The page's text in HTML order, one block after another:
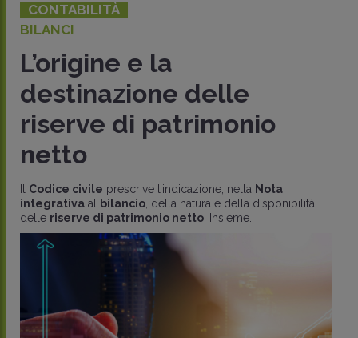
CONTABILITÀ
BILANCI
L’origine e la
destinazione delle
riserve di patrimonio
netto
Codice civile prescrive l’indicazione, nella Nota
integrativa al bilancio , della natura e della disponibilità
delle riserve di patrimonio netto . Insieme..